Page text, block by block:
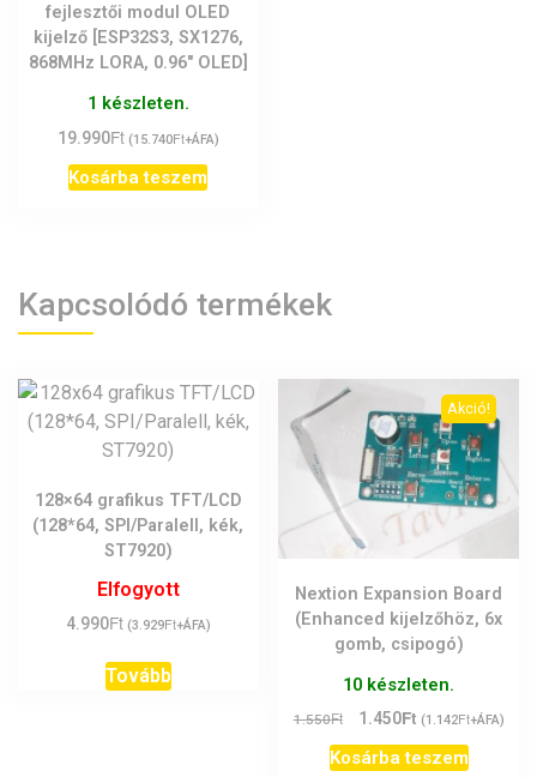
fejlesztői modul OLED
kijelző [ESP32S3, SX1276,
868MHz LORA, 0.96″ OLED]
1 készleten.
19.990Ft (15.740Ft+ÁFA)
Kosárba teszem
Kapcsolódó termékek
128×64 grafikus TFT/LCD
(128*64, SPI/Paralell, kék,
ST7920)
Elfogyott
4.990Ft (3.929Ft+ÁFA)
Tovább
Akció!
Nextion Expansion Board
(Enhanced kijelzőhöz, 6x
gomb, csipogó)
10 készleten.
1.550Ft
Original
price
was:
1.450FtCurrent
price
is:
(1.142Ft+ÁFA)
Kosárba teszem